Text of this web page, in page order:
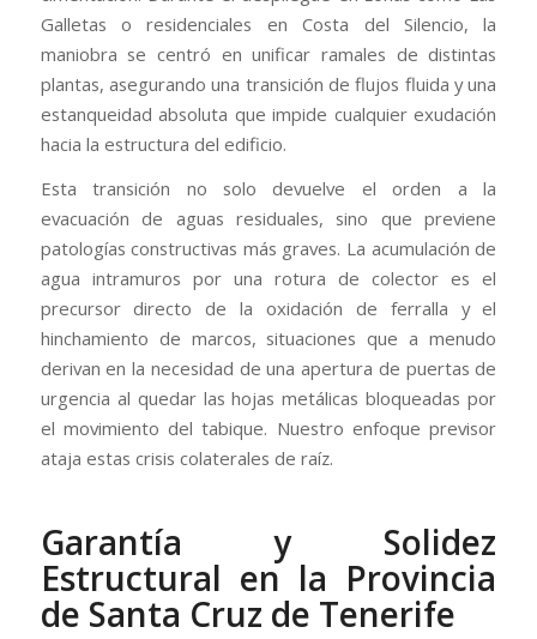
Galletas o residenciales en Costa del Silencio, la
maniobra se centró en unificar ramales de distintas
plantas, asegurando una transición de flujos fluida y una
estanqueidad absoluta que impide cualquier exudación
hacia la estructura del edificio.
Esta transición no solo devuelve el orden a la
evacuación de aguas residuales, sino que previene
patologías constructivas más graves. La acumulación de
agua intramuros por una rotura de colector es el
precursor directo de la oxidación de ferralla y el
hinchamiento de marcos, situaciones que a menudo
derivan en la necesidad de una apertura de puertas de
urgencia al quedar las hojas metálicas bloqueadas por
el movimiento del tabique. Nuestro enfoque previsor
ataja estas crisis colaterales de raíz.
Garantía y Solidez
Estructural en la Provincia
de Santa Cruz de Tenerife